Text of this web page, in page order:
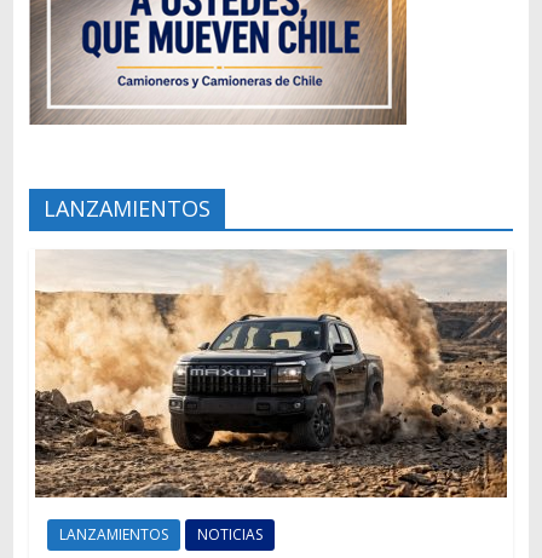
LANZAMIENTOS
LANZAMIENTOS NOTICIAS